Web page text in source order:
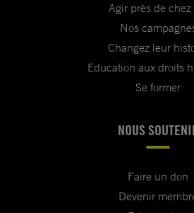
Agir près de chez
Nos
Changez leur
Education aux droits
Se former
NOUS
Faire un don
Devenir